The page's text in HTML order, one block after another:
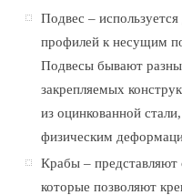
Подвес –
профилей к несущим
Подвесы бывают
закрепляемых
из оцинкованной
физическим
Крабы – представляют
которые позволяют